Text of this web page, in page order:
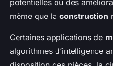
potentielles ou des
même que la construction
Certaines applications de
algorithmes d’intelligence